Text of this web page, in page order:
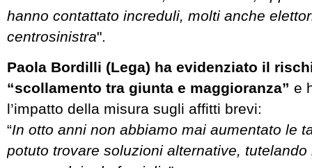
hanno contattato increduli, molti anche
centrosinistra".
Paola Bordilli (Lega) ha evidenziato il
“scollamento tra giunta e maggioranza” e
l’impatto della misura sugli affitti brevi:
“In otto anni non abbiamo mai aumentato le
potuto trovare soluzioni alternative,